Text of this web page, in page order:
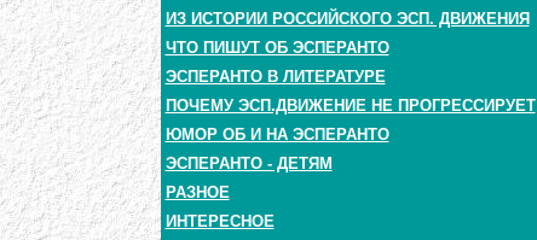
ИЗ ИСТОРИИ РОССИЙСКОГО ЭСП. ДВИЖЕНИЯ
ЧТО ПИШУТ ОБ ЭСПЕРАНТО
ЭСПЕРАНТО В ЛИТЕРАТУРЕ
ПОЧЕМУ ЭСП.ДВИЖЕНИЕ НЕ ПРОГРЕССИРУЕТ
ЮМОР ОБ И НА ЭСПЕРАНТО
ЭСПЕРАНТО - ДЕТЯМ
РАЗНОЕ
ИНТЕРЕСНОЕ